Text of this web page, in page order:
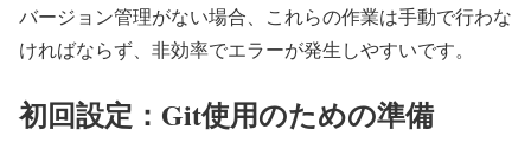
バージョン管理がない場合、これらの作業は手動で行わな
ければならず、非効率でエラーが発生しやすいです。
初回設定：Git使用のための準備